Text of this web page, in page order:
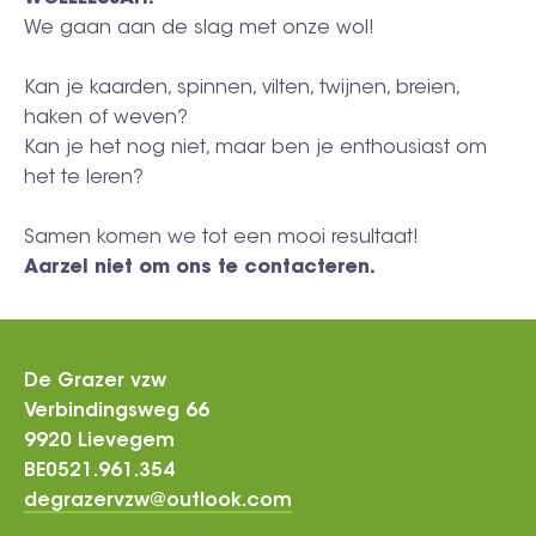
We gaan aan de slag met onze wol!
Kan je kaarden, spinnen, vilten, twijnen, breien,
haken of weven?
Kan je het nog niet, maar ben je enthousiast om
het te leren?
Samen komen we tot een mooi resultaat!
Aarzel niet om ons te contacteren.
De Grazer vzw
Verbindingsweg 66
9920 Lievegem
BE0521.961.354
degrazervzw@outlook.com